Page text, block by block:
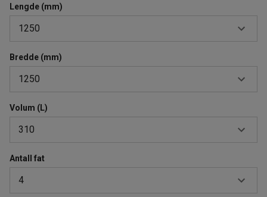
Lengde (mm)
1250
950
1250
Bredde (mm)
1250
950
1250
Volum (L)
310
220
240
Antall fat
4